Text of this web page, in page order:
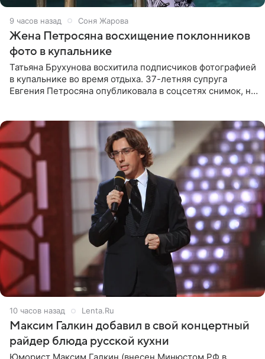
9 часов назад Соня Жарова
Жена Петросяна восхищение поклонников
фото в купальнике
Татьяна Брухунова восхитила подписчиков фотографией
в купальнике во время отдыха. 37-летняя супруга
Евгения Петросяна опубликовала в соцсетях снимок, на
10 часов назад Lenta.Ru
Максим Галкин добавил в свой концертный
райдер блюда русской кухни